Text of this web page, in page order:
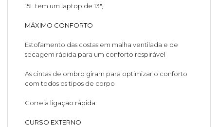
15L tem um laptop de 13",
MÁXIMO CONFORTO
Estofamento das costas em malha ventilada e de
secagem rápida para um conforto respirável
As cintas de ombro giram para optimizar o conforto
com todos os tipos de corpo
Correia ligação rápida
CURSO EXTERNO